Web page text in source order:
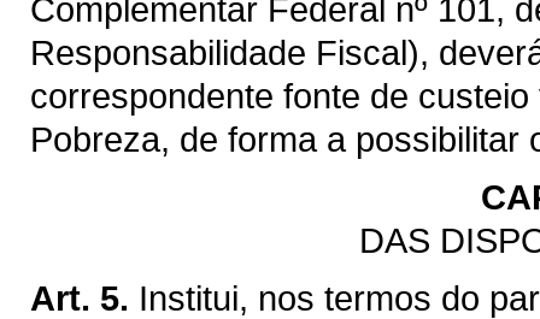
Complementar Federal nº 101,
Responsabilidade Fiscal),
correspondente fonte de
Pobreza, de forma a possibilitar
DAS
Art. 5. Institui, nos termos do